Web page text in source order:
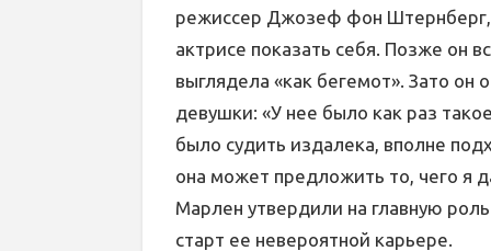
режиссер Джозеф фон
актрисе показать себя. Позже он
выглядела «как бегемот». Зато он
девушки: «У нее было как раз
было судить издалека, вполне
она может предложить то, чего я
Марлен утвердили на главную
старт ее невероятной карьере.